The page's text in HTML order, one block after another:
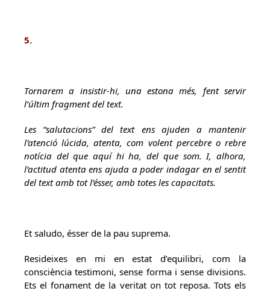
5.
Tornarem a insistir-hi, una estona més, fent servir
l’últim fragment del text.
Les “salutacions” del text ens ajuden a mantenir
l’atenció lúcida, atenta, com volent percebre o rebre
notícia del que aquí hi ha, del que som. I, alhora,
l’actitud atenta ens ajuda a poder indagar en el sentit
del text amb tot l’ésser, amb totes les capacitats.
Et saludo, ésser de la pau suprema.
Resideixes en mi en estat d’equilibri, com la
consciència testimoni, sense forma i sense divisions.
Ets el fonament de la veritat on tot reposa. Tots els